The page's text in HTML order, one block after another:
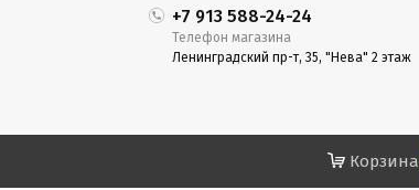
+7 913 588-24-24
Телефон магазина
Ленинградский пр-т, 35, "Нева" 2 этаж
Корзина